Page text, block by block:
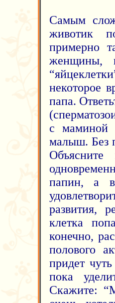
Самым
животик
примерно
женщины,
некоторое
папа.
с маминой
малыш. Без
папин, а
развития,
клетка
конечно,
полового
придет
пока
Скажите: